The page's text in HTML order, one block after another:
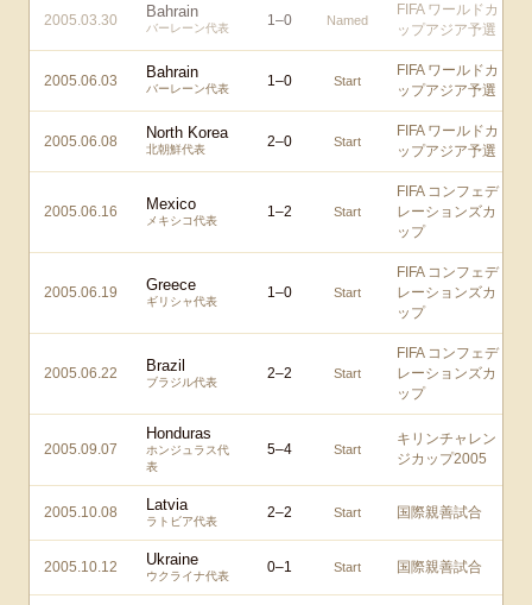
2005.03.30 Bahrain
バーレーン代表 1–0 Named
FIFA ワールドカ
ップアジア予選
2005.06.03 Bahrain
バーレーン代表 1–0 Start
FIFA ワールドカ
ップアジア予選
2005.06.08 North Korea
北朝鮮代表 2–0 Start
FIFA ワールドカ
ップアジア予選
2005.06.16 Mexico
メキシコ代表
1–2 Start
FIFA コンフェデ
レーションズカ
ップ
2005.06.19 Greece
ギリシャ代表
1–0 Start
FIFA コンフェデ
レーションズカ
ップ
2005.06.22 Brazil
ブラジル代表
2–2 Start
FIFA コンフェデ
レーションズカ
ップ
2005.09.07
Honduras
ホンジュラス代
表
5–4 Start
キリンチャレン
ジカップ2005
2005.10.08 Latvia
ラトビア代表
2–2 Start 国際親善試合
2005.10.12 Ukraine
ウクライナ代表
0–1 Start 国際親善試合